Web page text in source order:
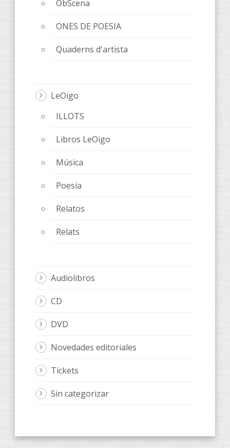
ObScena
ONES DE POESIA
Quaderns d'artista
LeOigo
ILLOTS
Libros LeOigo
Música
Poesía
Relatos
Relats
Audiolibros
CD
DVD
Novedades editoriales
Tickets
Sin categorizar